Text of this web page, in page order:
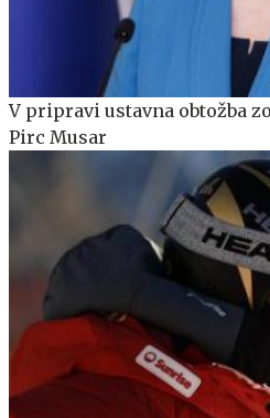
V pripravi ustavna obtožba
Pirc Musar